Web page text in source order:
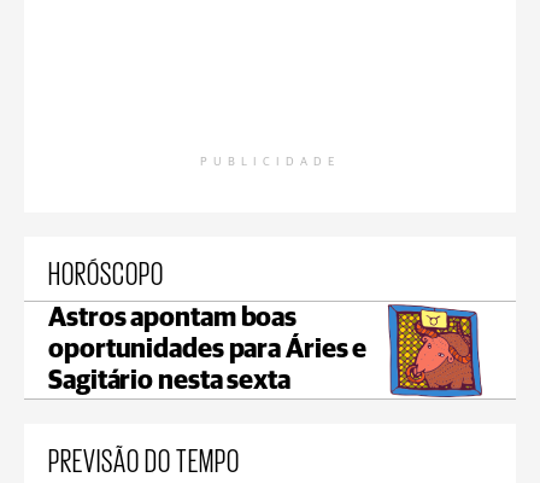
PUBLICIDADE
HORÓSCOPO
Astros apontam boas
oportunidades para Áries e
Sagitário nesta sexta
PREVISÃO DO TEMPO